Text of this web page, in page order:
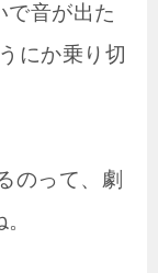
で音が出た
にか乗り切
のって、劇